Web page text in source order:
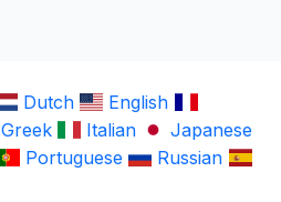
Dutch
English
Greek Italian
Japanese
Portuguese
Russian